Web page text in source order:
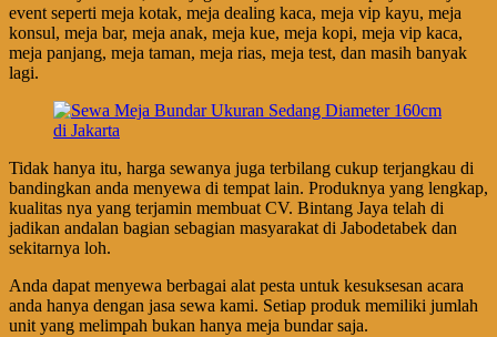
event seperti meja kotak, meja dealing kaca, meja vip kayu, meja
konsul, meja bar, meja anak, meja kue, meja kopi, meja vip kaca,
meja panjang, meja taman, meja rias, meja test, dan masih banyak
lagi.
Tidak hanya itu, harga sewanya juga terbilang cukup terjangkau di
bandingkan anda menyewa di tempat lain. Produknya yang lengkap,
kualitas nya yang terjamin membuat CV. Bintang Jaya telah di
jadikan andalan bagian sebagian masyarakat di Jabodetabek dan
sekitarnya loh.
Anda dapat menyewa berbagai alat pesta untuk kesuksesan acara
anda hanya dengan jasa sewa kami. Setiap produk memiliki jumlah
unit yang melimpah bukan hanya meja bundar saja.